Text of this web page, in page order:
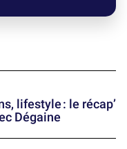
lifestyle : le récap’
Dégaine